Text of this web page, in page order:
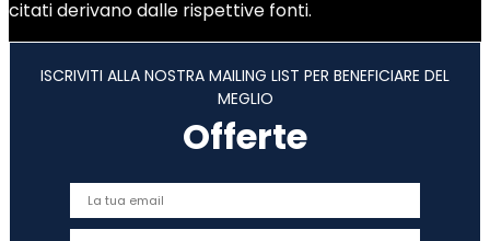
citati derivano dalle rispettive fonti.
ISCRIVITI ALLA NOSTRA MAILING LIST PER BENEFICIARE DEL
MEGLIO
Offerte